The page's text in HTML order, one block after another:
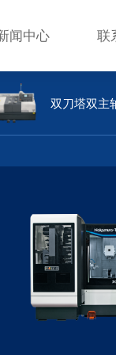
闻中心 联
双刀塔双主